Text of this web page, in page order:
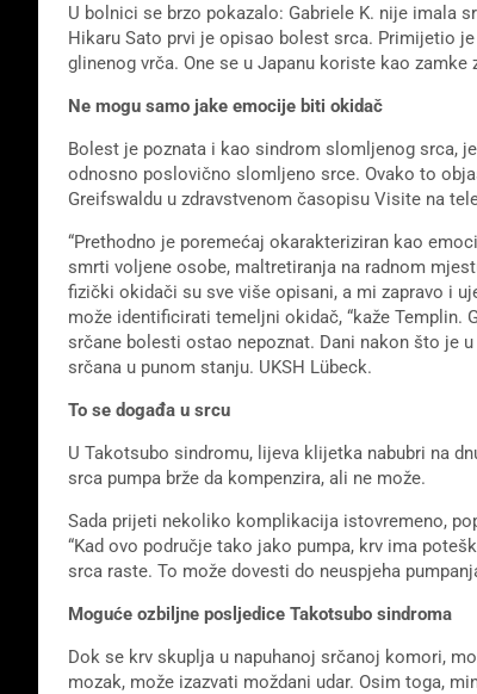
U bolnici se brzo pokazalo: Gabriele K. nije imala
Hikaru Sato prvi je opisao bolest srca. Primijetio
glinenog vrča. One se u Japanu koriste kao
Ne mogu samo jake emocije biti okidač
Bolest je poznata i kao sindrom slomljenog srca,
odnosno poslovično slomljeno srce. Ovako to
Greifswaldu u zdravstvenom časopisu Visite na
“Prethodno je poremećaj okarakteriziran kao
smrti voljene osobe, maltretiranja na radnom
fizički okidači su sve više opisani, a mi zapravo i
može identificirati temeljni okidač, “kaže Templin.
srčane bolesti ostao nepoznat. Dani nakon što je
srčana u punom stanju. UKSH Lübeck.
To se događa u srcu
U Takotsubo sindromu, lijeva klijetka nabubri na
srca pumpa brže da kompenzira, ali ne može.
Sada prijeti nekoliko komplikacija istovremeno,
“Kad ovo područje tako jako pumpa, krv ima
srca raste. To može dovesti do neuspjeha
Moguće ozbiljne posljedice Takotsubo sindroma
Dok se krv skuplja u napuhanoj srčanoj komori,
mozak, može izazvati moždani udar. Osim toga,